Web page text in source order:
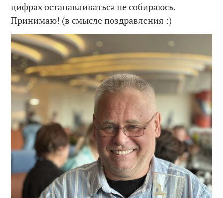
цифрах останавливаться не собираюсь.
Принимаю! (в смысле поздравления :)